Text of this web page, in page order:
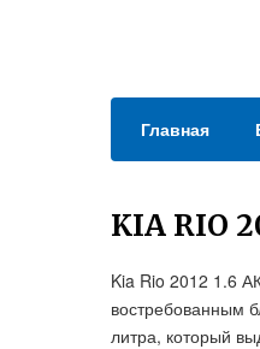
Главная
KIA RIO
Kia Rio 2012 1.6
востребованным
литра, который